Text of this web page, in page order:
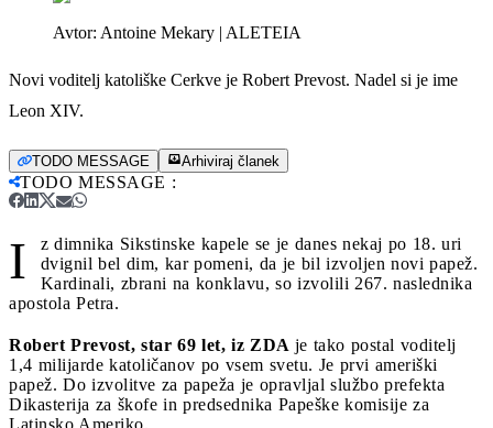
Avtor: Antoine Mekary | ALETEIA
Novi voditelj katoliške Cerkve je Robert Prevost. Nadel si je ime
Leon XIV.
TODO MESSAGE Arhiviraj članek
TODO MESSAGE :
I
z dimnika Sikstinske kapele se je danes nekaj po 18. uri
dvignil bel dim, kar pomeni, da je bil izvoljen novi papež.
Kardinali, zbrani na konklavu, so izvolili 267. naslednika
apostola Petra.
Robert Prevost, star 69 let, iz ZDA je tako postal voditelj
1,4 milijarde katoličanov po vsem svetu. Je prvi ameriški
papež. Do izvolitve za papeža je opravljal službo prefekta
Dikasterija za škofe in predsednika Papeške komisije za
Latinsko Ameriko.